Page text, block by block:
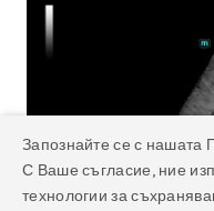
Запознайте се с нашата
С Ваше съгласие, ние
технологии за